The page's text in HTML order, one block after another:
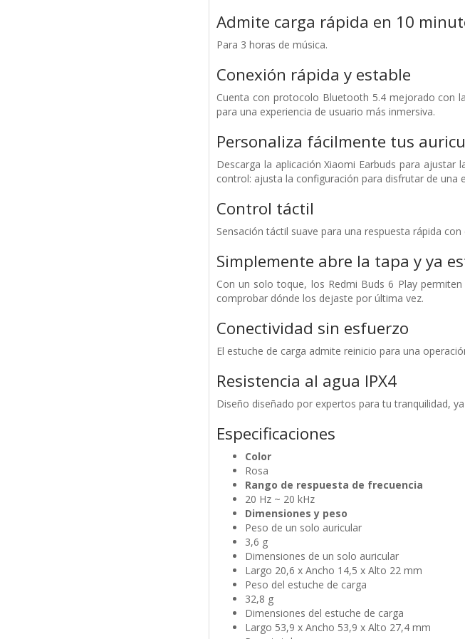
Admite carga rápida en 10
Para 3 horas de música.
Conexión rápida y estable
Cuenta con protocolo Bluetooth 5.4 mejorado con
para una experiencia de usuario más inmersiva.
Personaliza fácilmente tus
Descarga la aplicación Xiaomi Earbuds para
control: ajusta la configuración para disfrutar de una
Control táctil
Sensación táctil suave para una respuesta rápida
Simplemente abre la tapa y ya
Con un solo toque, los Redmi Buds 6 Play
comprobar dónde los dejaste por última vez.
Conectividad sin esfuerzo
El estuche de carga admite reinicio para una
Resistencia al agua IPX4
Diseño diseñado por expertos para tu tranquilidad,
Especificaciones
Color
Rosa
Rango de respuesta de frecuencia
20 Hz ~ 20 kHz
Dimensiones y peso
Peso de un solo auricular
3,6 g
Dimensiones de un solo auricular
Largo 20,6 x Ancho 14,5 x Alto 22 mm
Peso del estuche de carga
32,8 g
Dimensiones del estuche de carga
Largo 53,9 x Ancho 53,9 x Alto 27,4 mm